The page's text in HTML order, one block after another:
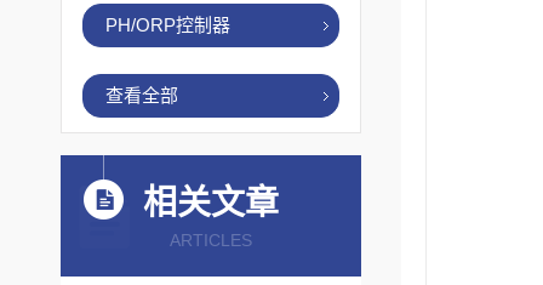
PH/ORP控制器
查看全部
相关文章
ARTICLES